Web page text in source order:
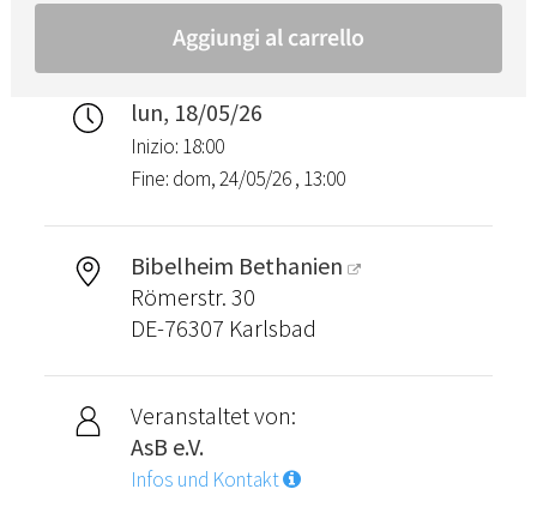
lun, 18/05/26
Inizio: 18:00
Fine: dom, 24/05/26 , 13:00
Bibelheim Bethanien
Römerstr. 30
DE-76307 Karlsbad
Veranstaltet von:
AsB e.V.
Infos und Kontakt